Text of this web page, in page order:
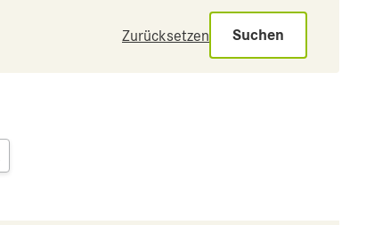
Zurücksetzen Suchen